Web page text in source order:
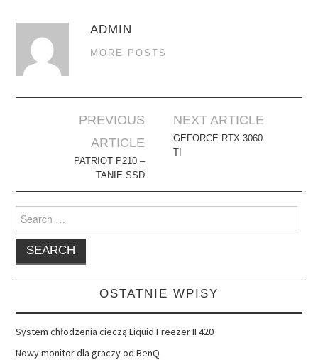
ADMIN
MORE POSTS
navigation
PREVIOUS
ARTICLE
PATRIOT P210 –
TANIE SSD
NEXT ARTICLE
GEFORCE RTX 3060
Search
for:
OSTATNIE WPISY
System chłodzenia cieczą Liquid Freezer II 420
Nowy monitor dla graczy od BenQ